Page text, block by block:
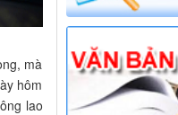
mà
hôm
lao